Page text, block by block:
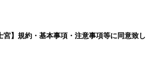
宮】規約・基本事項・注意事項等に同意致し